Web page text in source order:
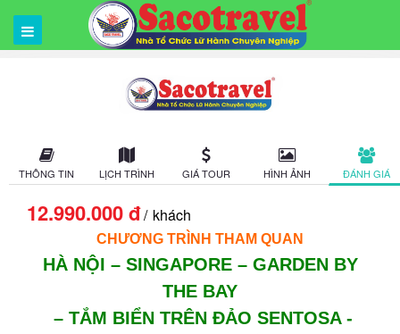
THÔNG TIN LỊCH TRÌNH GIÁ TOUR HÌNH ẢNH ĐÁNH GIÁ
12.990.000 đ khách
CHƯƠNG TRÌNH THAM QUAN
HÀ NỘI – SINGAPORE – GARDEN BY
THE BAY
– TẮM BIỂN TRÊN ĐẢO SENTOSA -